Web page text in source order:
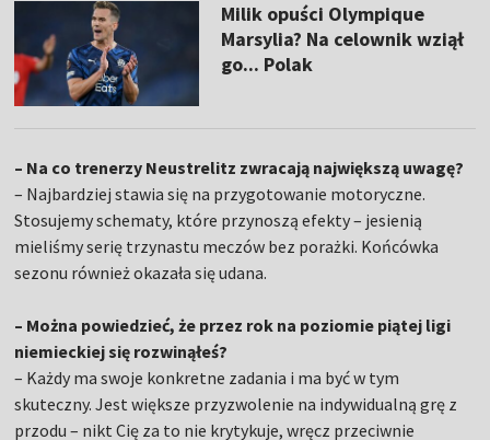
Milik opuści Olympique
Marsylia? Na celownik wziął
go... Polak
– Na co trenerzy Neustrelitz zwracają największą uwagę?
– Najbardziej stawia się na przygotowanie motoryczne.
Stosujemy schematy, które przynoszą efekty – jesienią
mieliśmy serię trzynastu meczów bez porażki. Końcówka
sezonu również okazała się udana.
– Można powiedzieć, że przez rok na poziomie piątej ligi
niemieckiej się rozwinąłeś?
– Każdy ma swoje konkretne zadania i ma być w tym
skuteczny. Jest większe przyzwolenie na indywidualną grę z
przodu – nikt Cię za to nie krytykuje, wręcz przeciwnie